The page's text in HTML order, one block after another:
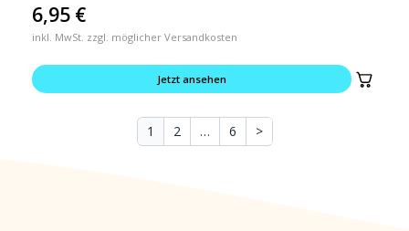
6,95 €
inkl. MwSt. zzgl. möglicher Versandkosten
Jetzt ansehen
1 2 … 6 >